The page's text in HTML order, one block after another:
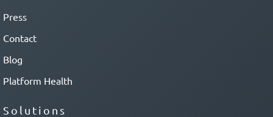
Press
Contact
Blog
Platform Health
Solutions